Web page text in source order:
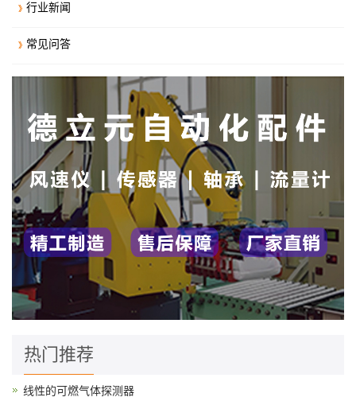
行业新闻
常见问答
热门推荐
线性的可燃气体探测器